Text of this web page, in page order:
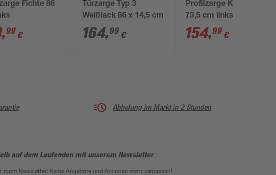
Fichte 86
,99 €
Türzarge Typ 3
Weißlack 86 x 14,5 cm
164,99 €
Profilzarge Kiefer 12 x
73,5 cm links
154,99 €
Abholung im Markt in 2 Stunden
auf dem Laufenden mit unserem Newsletter
toom Newsletter: Keine Angebote und Aktionen mehr verpassen!